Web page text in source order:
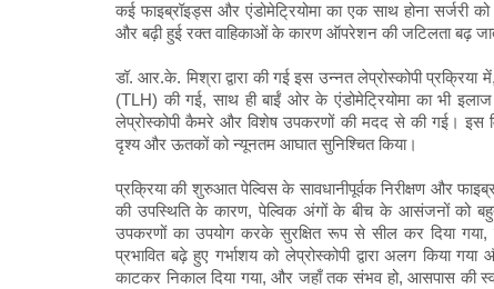
कई फाइब्रॉइड्स और एंडोमेट्रियोमा का एक साथ होना सर्जरी
और बढ़ी हुई रक्त वाहिकाओं के कारण ऑपरेशन की जटिलता बढ़
डॉ. आर.के. मिश्रा द्वारा की गई इस उन्नत लेप्रोस्कोपी प्रक्रिया
(TLH) की गई, साथ ही बाईं ओर के एंडोमेट्रियोमा का भी
लेप्रोस्कोपी कैमरे और विशेष उपकरणों की मदद से की गई। इस
दृश्य और ऊतकों को न्यूनतम आघात सुनिश्चित किया।
प्रक्रिया की शुरुआत पेल्विस के सावधानीपूर्वक निरीक्षण और
की उपस्थिति के कारण, पेल्विक अंगों के बीच के आसंजनों को
उपकरणों का उपयोग करके सुरक्षित रूप से सील कर दिया
प्रभावित बढ़े हुए गर्भाशय को लेप्रोस्कोपी द्वारा अलग किया
काटकर निकाल दिया गया, और जहाँ तक संभव हो, आसपास की